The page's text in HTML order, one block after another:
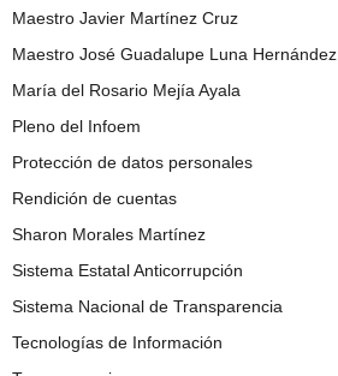
Maestro Javier Martínez Cruz
Maestro José Guadalupe Luna Hernández
María del Rosario Mejía Ayala
Pleno del Infoem
Protección de datos personales
Rendición de cuentas
Sharon Morales Martínez
Sistema Estatal Anticorrupción
Sistema Nacional de Transparencia
Tecnologías de Información